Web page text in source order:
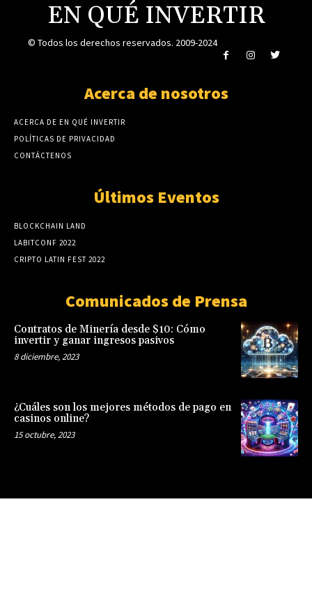
EN QUÉ INVERTIR
© Todos los derechos reservados. 2009-2024
Acerca de nosotros
ACERCA DE EN QUÉ INVERTIR
POLÍTICAS DE PRIVACIDAD
CONTÁCTENOS
Últimos Eventos
BLOCKCHAIN LAND
LABITCONF 2022
CRIPTO LATIN FEST 2022
Comunicados de Prensa
Contratos de Minería desde $10: Cómo
invertir y ganar ingresos pasivos
8 diciembre, 2023
¿Cuáles son los mejores métodos de pago en
casinos online?
15 octubre, 2023